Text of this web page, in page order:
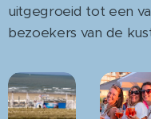
uitgegroeid tot een
bezoekers van de